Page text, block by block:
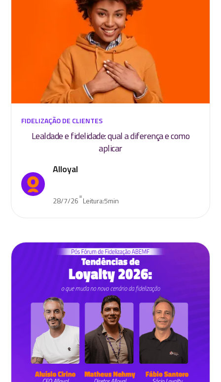
FIDELIZAÇÃO DE CLIENTES
Lealdade e fidelidade: qual a diferença e como
aplicar
Alloyal
28/7/26•Leitura:5min